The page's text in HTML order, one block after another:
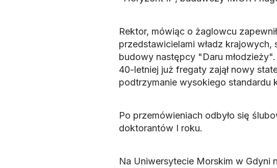
Rektor, mówiąc o żaglowcu
przedstawicielami władz
budowy następcy "Daru
40-letniej już fregaty zajął nowy
podtrzymanie wysokiego standardu
Po przemówieniach odbyło się
doktorantów I roku.
Na Uniwersytecie Morskim w Gdyni